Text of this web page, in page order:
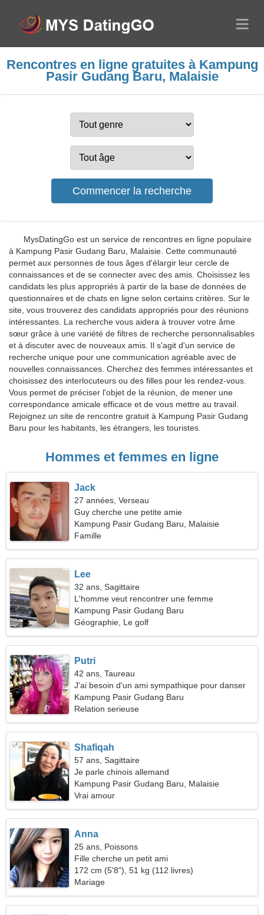
Rencontres en ligne gratuites à Kampung
Pasir Gudang Baru, Malaisie
MysDatingGo est un service de rencontres en ligne populaire
à Kampung Pasir Gudang Baru, Malaisie. Cette communauté
permet aux personnes de tous âges d'élargir leur cercle de
connaissances et de se connecter avec des amis. Choisissez les
candidats les plus appropriés à partir de la base de données de
questionnaires et de chats en ligne selon certains critères. Sur le
site, vous trouverez des candidats appropriés pour des réunions
intéressantes. La recherche vous aidera à trouver votre âme
sœur grâce à une variété de filtres de recherche personnalisables
et à discuter avec de nouveaux amis. Il s'agit d'un service de
recherche unique pour une communication agréable avec de
nouvelles connaissances. Cherchez des femmes intéressantes et
choisissez des interlocuteurs ou des filles pour les rendez-vous.
Vous permet de préciser l'objet de la réunion, de mener une
correspondance amicale efficace et de vous mettre au travail.
Rejoignez un site de rencontre gratuit à Kampung Pasir Gudang
Baru pour les habitants, les étrangers, les touristes.
Hommes et femmes en ligne
Jack
27 années, Verseau
Guy cherche une petite amie
Kampung Pasir Gudang Baru, Malaisie
Famille
Lee
32 ans, Sagittaire
L'homme veut rencontrer une femme
Kampung Pasir Gudang Baru
Géographie, Le golf
Putri
42 ans, Taureau
J'ai besoin d'un ami sympathique pour danser
ensemble
Kampung Pasir Gudang Baru
Relation serieuse
Shafiqah
57 ans, Sagittaire
Je parle chinois allemand
Kampung Pasir Gudang Baru, Malaisie
Vrai amour
Anna
25 ans, Poissons
Fille cherche un petit ami
172 cm (5'8"), 51 kg (112 livres)
Mariage